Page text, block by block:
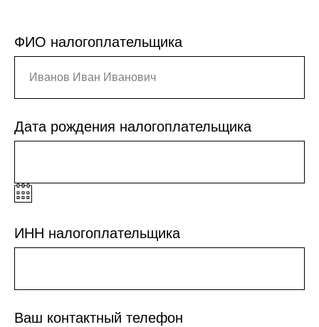
ФИО налогоплательщика
Дата рождения налогоплательщика
ИНН налогоплательщика
Ваш контактный телефон